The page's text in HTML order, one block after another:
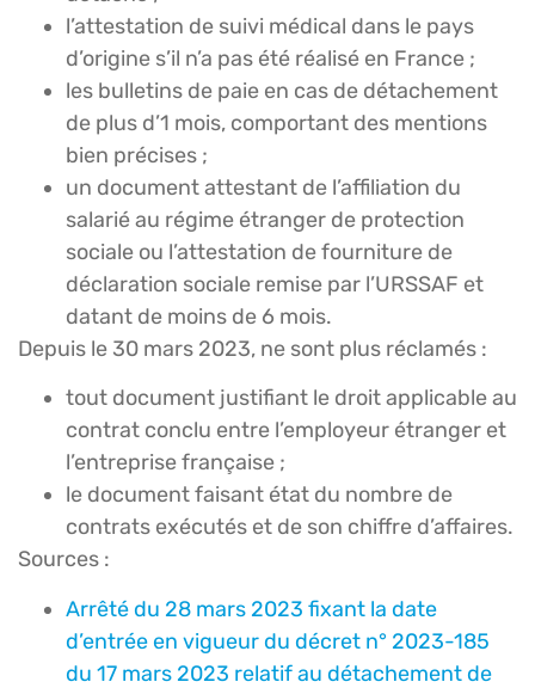
l’attestation de suivi médical dans le pays
d’origine s’il n’a pas été réalisé en France ;
les bulletins de paie en cas de détachement
de plus d’1 mois, comportant des mentions
bien précises ;
un document attestant de l’affiliation du
salarié au régime étranger de protection
sociale ou l’attestation de fourniture de
déclaration sociale remise par l’URSSAF et
datant de moins de 6 mois.
Depuis le 30 mars 2023, ne sont plus réclamés :
tout document justifiant le droit applicable au
contrat conclu entre l’employeur étranger et
l’entreprise française ;
le document faisant état du nombre de
contrats exécutés et de son chiffre d’affaires.
Sources :
Arrêté du 28 mars 2023 fixant la date
d’entrée en vigueur du décret n° 2023-185
du 17 mars 2023 relatif au détachement de